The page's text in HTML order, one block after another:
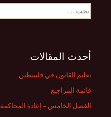
عن:
أحدث المقالات
تعليم القانون في فلسطين
قائمة المراجـع
الفصل الخامس – إعادة المحاكمة